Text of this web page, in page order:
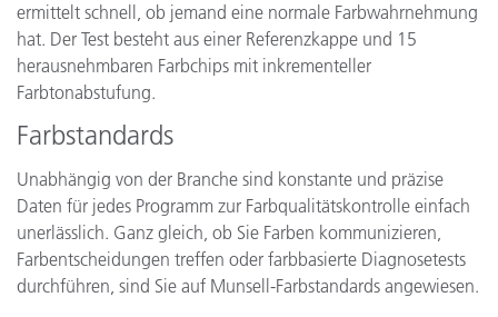
ermittelt schnell, ob jemand eine normale Farbwahrnehmung
hat. Der Test besteht aus einer Referenzkappe und 15
herausnehmbaren Farbchips mit inkrementeller
Farbtonabstufung.
Farbstandards
Unabhängig von der Branche sind konstante und präzise
Daten für jedes Programm zur Farbqualitätskontrolle einfach
unerlässlich. Ganz gleich, ob Sie Farben kommunizieren,
Farbentscheidungen treffen oder farbbasierte Diagnosetests
durchführen, sind Sie auf Munsell-Farbstandards angewiesen.